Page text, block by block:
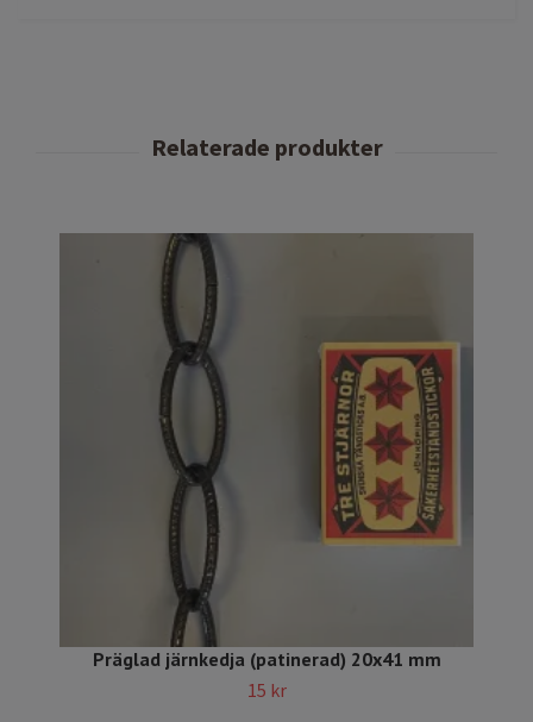
Präglad järnkedja (patinerad) 20x41 mm
15 kr